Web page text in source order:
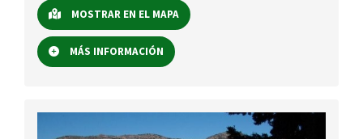
MOSTRAR EN EL MAPA
MÁS INFORMACIÓN